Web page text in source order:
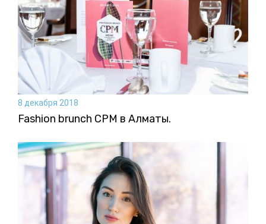
8 декабря 2018
Fashion brunch CPM в Алматы.